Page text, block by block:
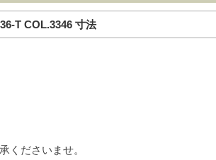
T COL.3346 寸法
くださいませ。